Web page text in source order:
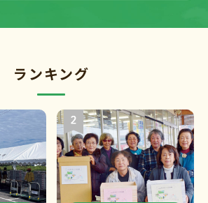
ランキング